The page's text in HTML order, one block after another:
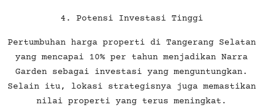
4. Potensi Investasi Tinggi
Pertumbuhan harga properti di Tangerang Selatan
yang mencapai 10% per tahun menjadikan Narra
Garden sebagai investasi yang menguntungkan.
Selain itu, lokasi strategisnya juga memastikan
nilai properti yang terus meningkat.